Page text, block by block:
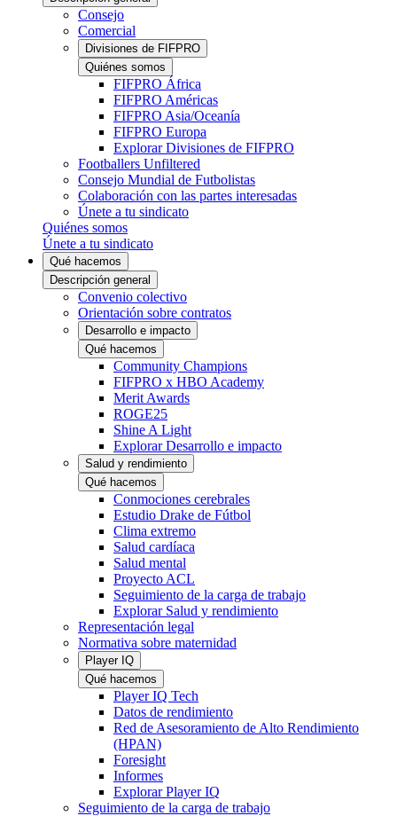
Consejo
Comercial
Divisiones de FIFPRO
Quiénes somos
FIFPRO África
FIFPRO Américas
FIFPRO Asia/Oceanía
FIFPRO Europa
Explorar Divisiones de FIFPRO
Footballers Unfiltered
Consejo Mundial de Futbolistas
Colaboración con las partes interesadas
Únete a tu sindicato
Quiénes somos
Únete a tu sindicato
Qué hacemos
Descripción general
Convenio colectivo
Orientación sobre contratos
Desarrollo e impacto
Qué hacemos
Community Champions
FIFPRO x HBO Academy
Merit Awards
ROGE25
Shine A Light
Explorar Desarrollo e impacto
Salud y rendimiento
Qué hacemos
Conmociones cerebrales
Estudio Drake de Fútbol
Clima extremo
Salud cardíaca
Salud mental
Proyecto ACL
Seguimiento de la carga de trabajo
Explorar Salud y rendimiento
Representación legal
Normativa sobre maternidad
Player IQ
Qué hacemos
Player IQ Tech
Datos de rendimiento
Red de Asesoramiento de Alto Rendimiento
(HPAN)
Foresight
Informes
Explorar Player IQ
Seguimiento de la carga de trabajo